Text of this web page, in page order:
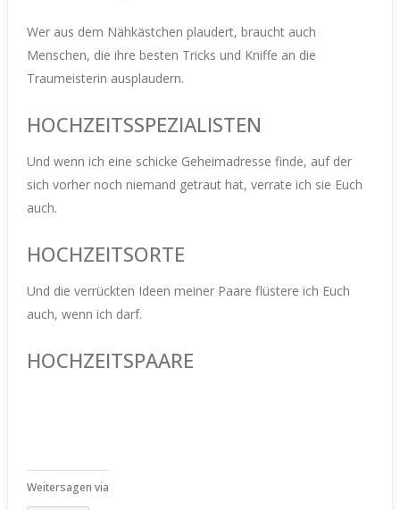
Wer aus dem Nähkästchen plaudert, braucht auch
Menschen, die ihre besten Tricks und Kniffe an die
Traumeisterin ausplaudern.
HOCHZEITSSPEZIALISTEN
Und wenn ich eine schicke Geheimadresse finde, auf der
sich vorher noch niemand getraut hat, verrate ich sie Euch
auch.
HOCHZEITSORTE
Und die verrückten Ideen meiner Paare flüstere ich Euch
auch, wenn ich darf.
HOCHZEITSPAARE
Weitersagen via